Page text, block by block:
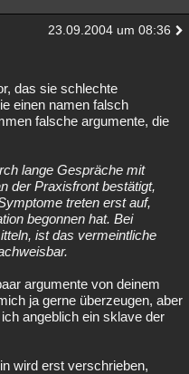
23.09.2004 um 08:36
das sie schlechte
einen namen falsch
falsche argumente, die
lange Gespräche mit
der Praxisfront bestätigt,
treten erst auf,
begonnen hat. Bei
ist das vermeintliche
argumente von deinem
ja gerne überzeugen, aber
angeblich ein sklave der
wird erst verschrieben,